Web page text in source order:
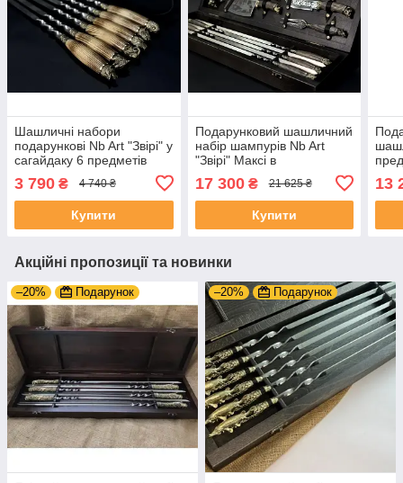
Шашличні набори
подарункові Nb Art "Звірі" у
сагайдаку 6 предметів
3 790 ₴ 4 740 ₴
Купити
Подарунковий шашличний
набір шампурів Nb Art
"Звірі" Максі в
предметів
17 300₴ 21 625 ₴
Купити
13
Акційні пропозиції та новинки
–20% Подарунок –20% Подарунок